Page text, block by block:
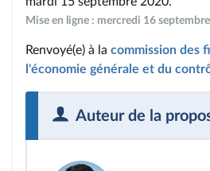
Mise en ligne : mercredi 16
Renvoyé(e) à la commission des
l'économie générale et du
Auteur de la